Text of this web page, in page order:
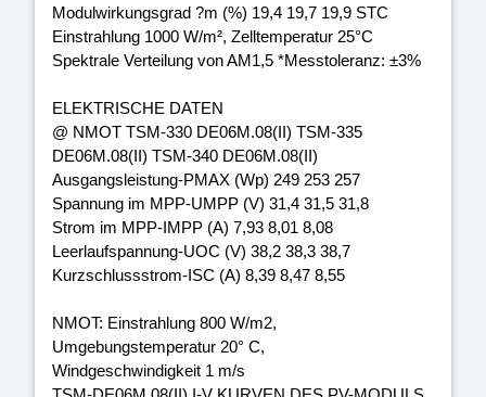
Modulwirkungsgrad ?m (%) 19,4 19,7 19,9 STC
Einstrahlung 1000 W/m², Zelltemperatur 25°C
Spektrale Verteilung von AM1,5 *Messtoleranz: ±3%
ELEKTRISCHE DATEN
@ NMOT TSM-330 DE06M.08(II) TSM-335
DE06M.08(II) TSM-340 DE06M.08(II)
Ausgangsleistung-PMAX (Wp) 249 253 257
Spannung im MPP-UMPP (V) 31,4 31,5 31,8
Strom im MPP-IMPP (A) 7,93 8,01 8,08
Leerlaufspannung-UOC (V) 38,2 38,3 38,7
Kurzschlussstrom-ISC (A) 8,39 8,47 8,55
NMOT: Einstrahlung 800 W/m2,
Umgebungstemperatur 20° C,
Windgeschwindigkeit 1 m/s